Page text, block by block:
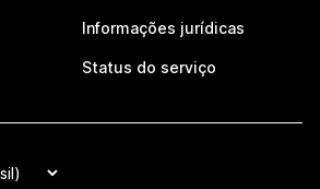
Informações jurídicas
Status do serviço